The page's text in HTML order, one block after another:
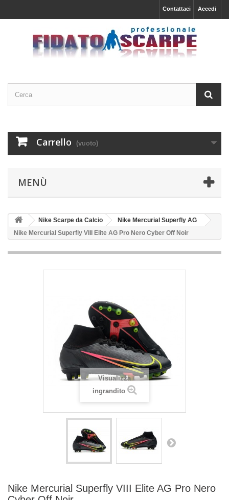
Accedi
Contattaci
Carrello (vuoto)
MENÙ
Nike Scarpe da Calcio
Nike Mercurial Superfly AG
Nike Mercurial Superfly VIII Elite AG Pro Nero Cyber Off Noir
Visualizza
ingrandito
Nike Mercurial Superfly VIII Elite AG Pro Nero